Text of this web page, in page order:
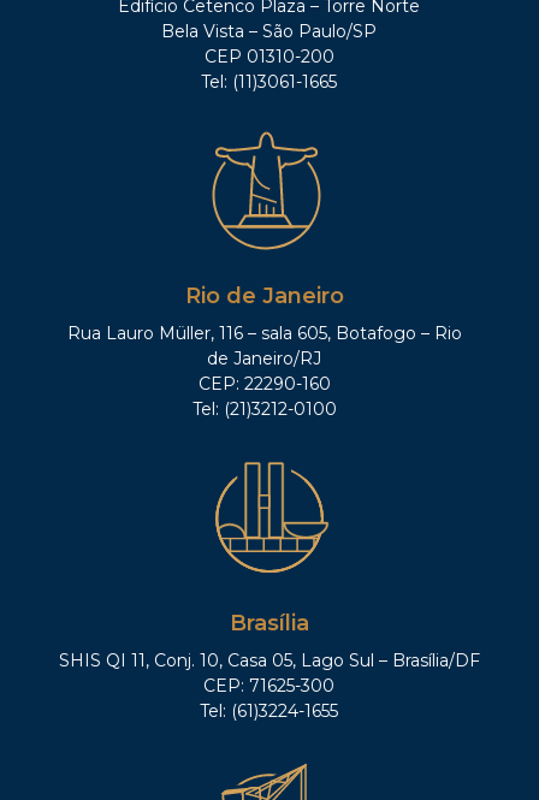
Edifício Cetenco Plaza – Torre Norte
Bela Vista – São Paulo/SP
CEP 01310-200
Tel: (11)3061-1665
Rio de Janeiro
Rua Lauro Müller, 116 – sala 605, Botafogo – Rio
de Janeiro/RJ
CEP: 22290-160
Tel: (21)3212-0100
Brasília
SHIS QI 11, Conj. 10, Casa 05, Lago Sul – Brasília/DF
CEP: 71625-300
Tel: (61)3224-1655